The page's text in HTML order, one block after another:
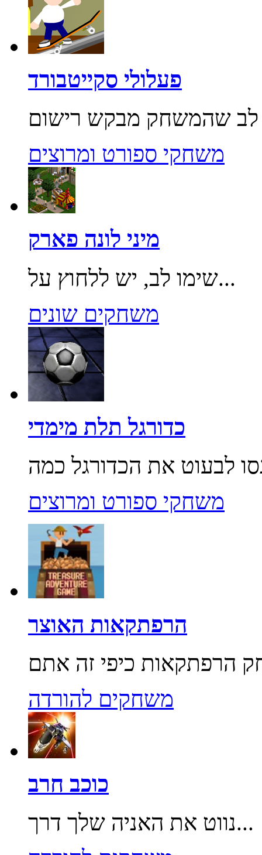
פעלולי סקייטבורד
משחקי ספורט ומרוצים
מיני לונה פארק
שימו לב, יש ללחוץ על...
משחקים שונים
כדורגל תלת מימדי
משחקי ספורט ומרוצים
הרפתקאות האוצר
משחקים להורדה
כוכב חרב
נווט את האניה שלך דרך...